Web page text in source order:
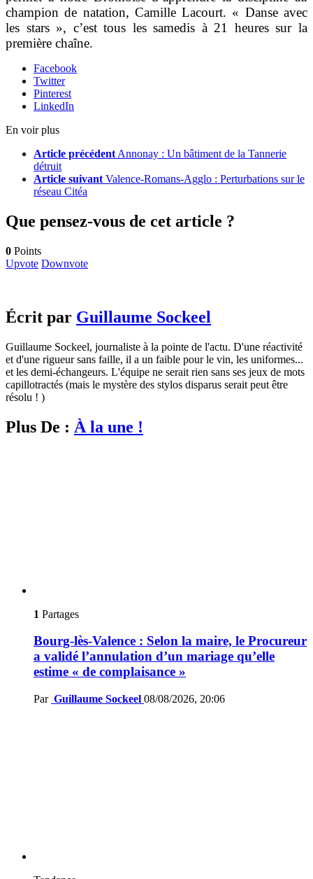
champion de natation, Camille Lacourt. « Danse avec
les stars », c’est tous les samedis à 21 heures sur la
première chaîne.
Facebook
Twitter
Pinterest
LinkedIn
En voir plus
Article précédent Annonay : Un bâtiment de la Tannerie
détruit
Article suivant Valence-Romans-Agglo : Perturbations sur le
réseau Citéa
Que pensez-vous de cet article ?
0 Points
Upvote Downvote
Écrit par Guillaume Sockeel
Guillaume Sockeel, journaliste à la pointe de l'actu. D'une réactivité
et d'une rigueur sans faille, il a un faible pour le vin, les uniformes...
et les demi-échangeurs. L'équipe ne serait rien sans ses jeux de mots
capillotractés (mais le mystère des stylos disparus serait peut être
résolu ! )
Plus De : À la une !
1 Partages
Bourg-lès-Valence : Selon la maire, le Procureur
a validé l’annulation d’un mariage qu’elle
estime « de complaisance »
Par Guillaume Sockeel 08/08/2026, 20:06